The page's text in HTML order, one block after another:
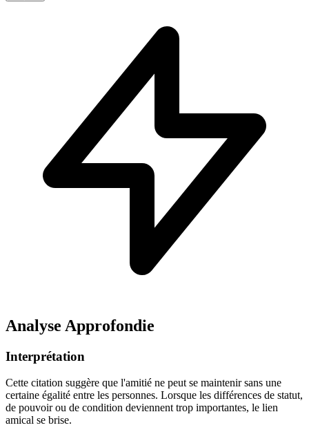
Analyse Approfondie
Interprétation
Cette citation suggère que l'amitié ne peut se maintenir sans une
certaine égalité entre les personnes. Lorsque les différences de statut,
de pouvoir ou de condition deviennent trop importantes, le lien
amical se brise.